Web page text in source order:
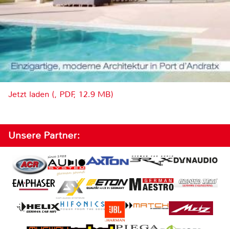
Jetzt laden (, PDF, 12.9 MB)
Unsere Partner: